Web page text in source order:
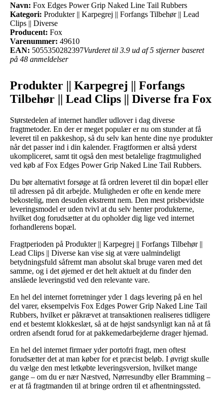
Navn: Fox Edges Power Grip Naked Line Tail Rubbers
Kategori: Produkter || Karpegrej || Forfangs Tilbehør || Lead
Clips || Diverse
Producent: Fox
Varenummer: 49610
EAN: 5055350282397Vurderet til 3.9 ud af 5 stjerner baseret
på 48 anmeldelser
Produkter || Karpegrej || Forfangs
Tilbehør || Lead Clips || Diverse fra Fox
Størstedelen af internet handler udlover i dag diverse
fragtmetoder. En der er meget populær er nu om stunder at få
leveret til en pakkeshop, så du selv kan hente dine nye produkter
når det passer ind i din kalender. Fragtformen er altså yderst
ukompliceret, samt tit også den mest betalelige fragtmulighed
ved køb af Fox Edges Power Grip Naked Line Tail Rubbers.
Du bør alternativt forsøge at få ordren leveret til din bopæl eller
til adressen på dit arbejde. Muligheden er ofte en kende mere
bekostelig, men desuden ekstremt nem. Den mest prisbevidste
leveringsmodel er uden tvivl at du selv henter produkterne,
hvilket dog forudsætter at du opholder dig lige ved internet
forhandlerens bopæl.
Fragtperioden på Produkter || Karpegrej || Forfangs Tilbehør ||
Lead Clips || Diverse kan vise sig at være ualmindeligt
betydningsfuld såfremt man absolut skal bruge varen med det
samme, og i det øjemed er det helt aktuelt at du finder den
anslåede leveringstid ved den relevante vare.
En hel del internet forretninger yder 1 dags levering på en hel
del varer, eksempelvis Fox Edges Power Grip Naked Line Tail
Rubbers, hvilket er påkrævet at transaktionen realiseres tidligere
end et bestemt klokkeslæt, så at de højst sandsynligt kan nå at få
ordren afsendt forud for at pakkemedarbejderne drager hjemad.
En hel del internet firmaer yder portofri fragt, men oftest
forudsætter det at man køber for et præcist beløb. I øvrigt skulle
du vælge den mest letkøbte leveringsversion, hvilket mange
gange – om du er nær Næstved, Nørresundby eller Bramming –
er at få fragtmanden til at bringe ordren til et afhentningssted.